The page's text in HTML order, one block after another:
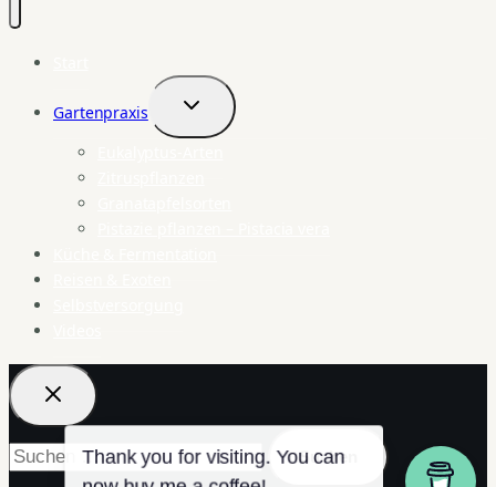
Gartenpraxis
Untermenü
umschalten
Suchen
nach: